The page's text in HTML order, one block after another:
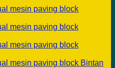
mesin paving block
mesin paving block
mesin paving block
mesin paving block Bintan